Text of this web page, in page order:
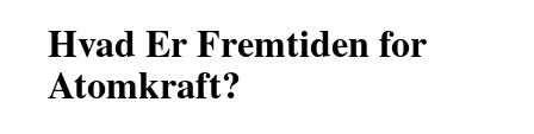
Hvad Er Fremtiden for
Atomkraft?